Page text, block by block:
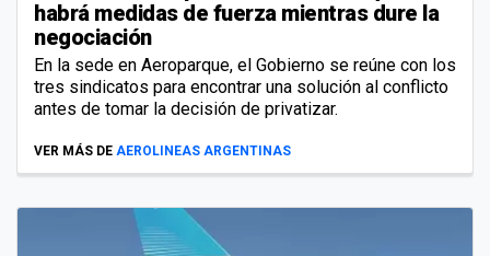
habrá medidas de fuerza mientras dure la
negociación
En la sede en Aeroparque, el Gobierno se reúne con los
tres sindicatos para encontrar una solución al conflicto
antes de tomar la decisión de privatizar.
VER MÁS DE AEROLINEAS ARGENTINAS